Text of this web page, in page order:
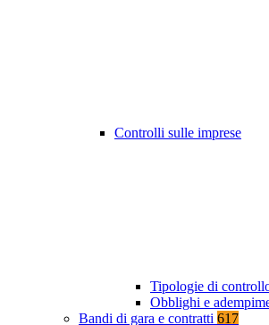
Controlli sulle imprese
Tipologie di
Obblighi e
Bandi di gara e contratti 617